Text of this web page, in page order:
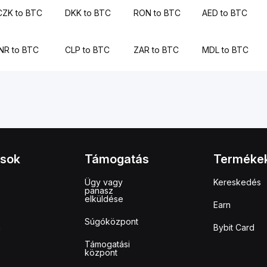
to BTC DKK to BTC RON to BTC AED to BTC
to BTC CLP to BTC ZAR to BTC MDL to BTC
Támogatás
Ügy vagy
panasz
elküldése
Súgóközpont
Támogatási
központ
Kereskedés
Earn
Bybit Card